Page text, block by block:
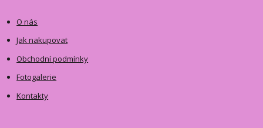
O nás
Jak nakupovat
Obchodní podmínky
Fotogalerie
Kontakty